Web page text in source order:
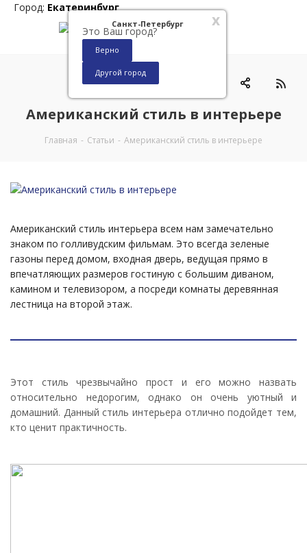
x
Санкт-Петербург
Это Ваш город?
Верно
Другой город
Город: Екатеринбург
0
Американский стиль в интерьере
Главная - Статьи - Американский стиль в интерьере
Американский стиль интерьера всем нам замечательно
знаком по голливудским фильмам. Это всегда зеленые
газоны перед домом, входная дверь, ведущая прямо в
впечатляющих размеров гостиную с большим диваном,
камином и телевизором, а посреди комнаты деревянная
лестница на второй этаж.
Этот стиль чрезвычайно прост и его можно назвать
относительно недорогим, однако он очень уютный и
домашний. Данный стиль интерьера отлично подойдет тем,
кто ценит практичность.